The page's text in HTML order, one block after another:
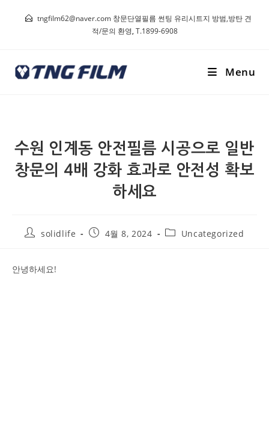
tngfilm62@naver.com 창문단열필름 썬팅 유리시트지 방범,방탄 견
적/문의 환영, T.1899-6908
Menu
수원 인계동 안전필름 시공으로 일반
창문의 4배 강화 효과로 안전성 확보
하세요
solidlife 4월 8, 2024 Uncategorized
안녕하세요!